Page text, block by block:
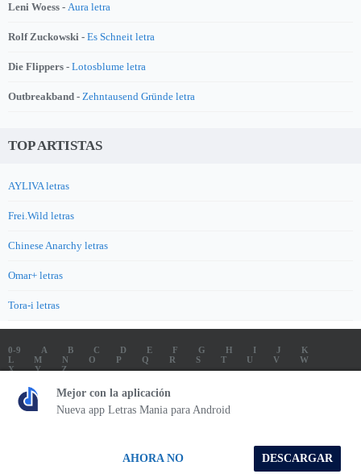
Leni Woess - Aura letra
Rolf Zuckowski - Es Schneit letra
Die Flippers - Lotosblume letra
Outbreakband - Zehntausend Gründe letra
TOP ARTISTAS
AYLIVA letras
Frei.Wild letras
Chinese Anarchy letras
Omar+ letras
Tora-i letras
0-9 A B C D E F G H I J
K
L
M N O P Q R S T V
W
X
Y
Z
LETRAS
SOUNDTRACK LETRAS
TOP 100 LETRAS
ENVIA LETRAS
Letrasmania.com - Copyright © 2026 - All Rights Reserved
Mejor con la aplicación
Nueva app Letras Mania para Android
DESCARGAR
AHORA NO